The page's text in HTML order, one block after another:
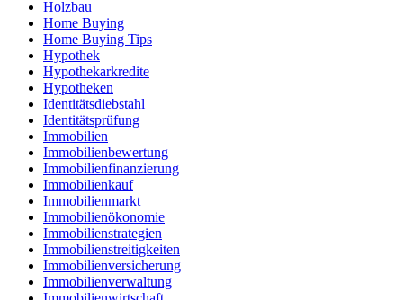
Holzbau
Home Buying
Home Buying Tips
Hypothek
Hypothekarkredite
Hypotheken
Identitätsdiebstahl
Identitätsprüfung
Immobilien
Immobilienbewertung
Immobilienfinanzierung
Immobilienkauf
Immobilienmarkt
Immobilienökonomie
Immobilienstrategien
Immobilienstreitigkeiten
Immobilienversicherung
Immobilienverwaltung